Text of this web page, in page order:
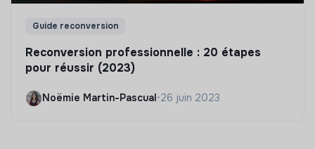
Guide reconversion
Reconversion professionnelle : 20 étapes
pour réussir (2023)
Noëmie Martin-Pascual •26 juin 2023